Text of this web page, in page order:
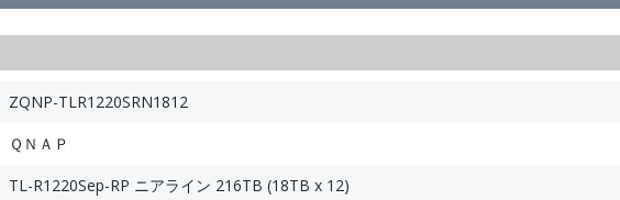
ZQNP-TLR1220SRN1812
ＱＮＡＰ
TL-R1220Sep-RP ニアライン 216TB (18TB x 12)